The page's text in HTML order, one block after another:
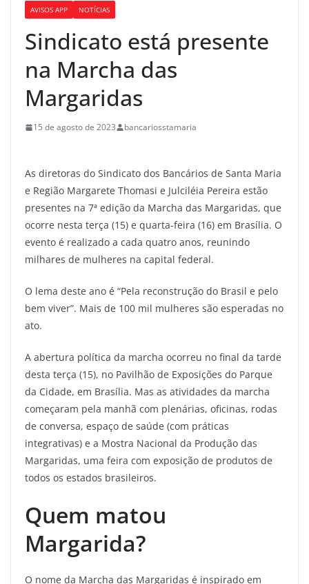
AVISOS APP NOTÍCIAS
Sindicato está presente
na Marcha das
Margaridas
15 de agosto de 2023 bancariosstamaria
As diretoras do Sindicato dos Bancários de Santa Maria
e Região Margarete Thomasi e Julciléia Pereira estão
presentes na 7ª edição da Marcha das Margaridas, que
ocorre nesta terça (15) e quarta-feira (16) em Brasília. O
evento é realizado a cada quatro anos, reunindo
milhares de mulheres na capital federal.
O lema deste ano é “Pela reconstrução do Brasil e pelo
bem viver”. Mais de 100 mil mulheres são esperadas no
ato.
A abertura política da marcha ocorreu no final da tarde
desta terça (15), no Pavilhão de Exposições do Parque
da Cidade, em Brasília. Mas as atividades da marcha
começaram pela manhã com plenárias, oficinas, rodas
de conversa, espaço de saúde (com práticas
integrativas) e a Mostra Nacional da Produção das
Margaridas, uma feira com exposição de produtos de
todos os estados brasileiros.
Quem matou
Margarida?
O nome da Marcha das Margaridas é inspirado em